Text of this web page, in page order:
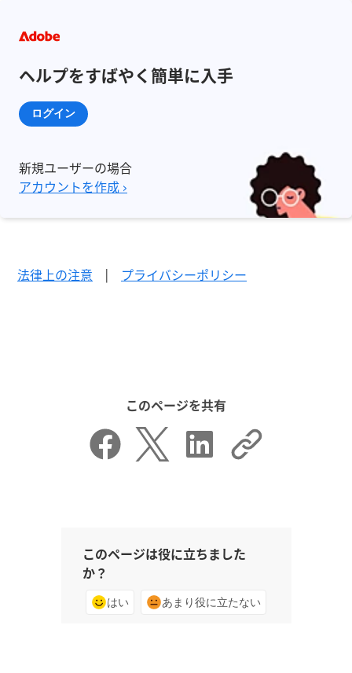
ヘルプをすばやく簡単に入手
ログイン
新規ユーザーの場合
アカウントを作成 ›
法律上の注意 | プライバシーポリシー
このページを共有
このページは役に立ちました
か？
はい あまり役に立たない